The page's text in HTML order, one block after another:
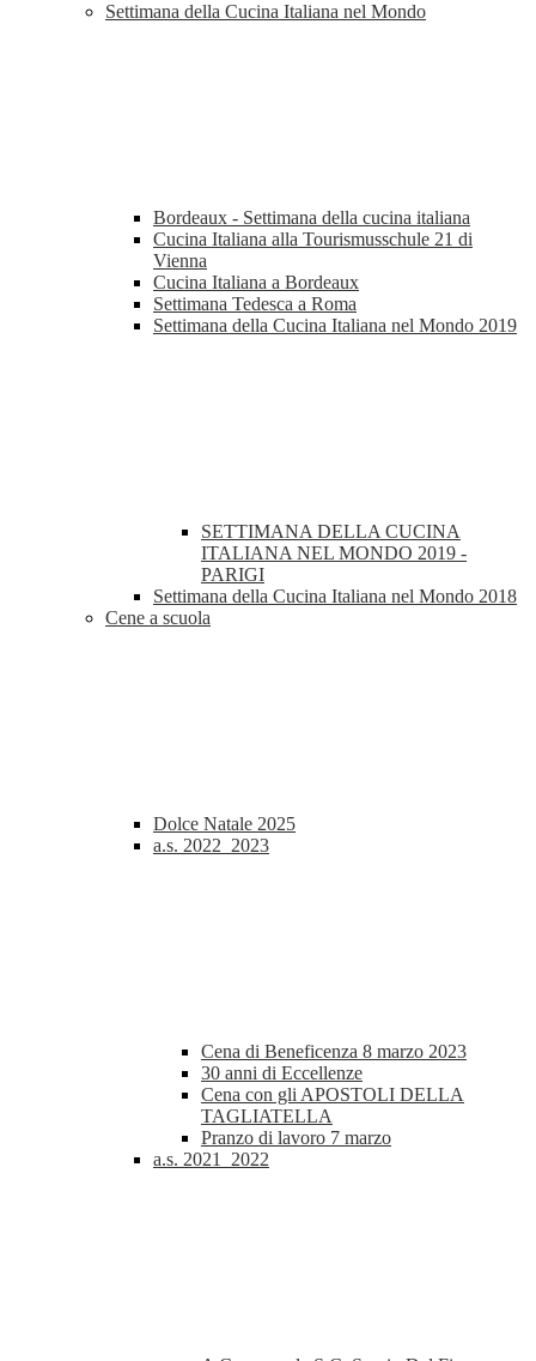
Settimana della Cucina Italiana nel Mondo
Bordeaux - Settimana della cucina italiana
Cucina Italiana alla Tourismusschule 21 di
Vienna
Cucina Italiana a Bordeaux
Settimana Tedesca a Roma
Settimana della Cucina Italiana nel Mondo 2019
SETTIMANA DELLA CUCINA
ITALIANA NEL MONDO 2019 -
PARIGI
Settimana della Cucina Italiana nel Mondo 2018
Cene a scuola
Dolce Natale 2025
a.s. 2022_2023
Cena di Beneficenza 8 marzo 2023
30 anni di Eccellenze
Cena con gli APOSTOLI DELLA
TAGLIATELLA
Pranzo di lavoro 7 marzo
a.s. 2021_2022